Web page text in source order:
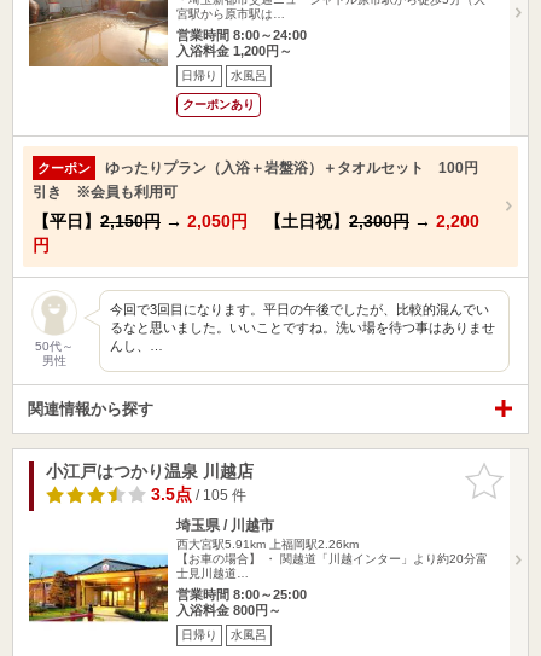
宮駅から原市駅は…
営業時間 8:00～24:00
入浴料金 1,200円～
日帰り 水風呂
クーポンあり
クーポン
ゆったりプラン（入浴＋岩盤浴）＋タオルセット 100円
引き ※会員も利用可
【平日】 2,150円 → 2,050円 【土日祝】 2,300円 → 2,200
円
50代～
男性
今回で3回目になります。平日の午後でしたが、比較的混んでい
るなと思いました。いいことですね。洗い場を待つ事はありませ
んし、…
関連情報から探す
お気に入
りに追加
小江戸はつかり温泉 川越店
3.5点/ 105 件
埼玉県 / 川越市
西大宮駅5.91km
上福岡駅2.26km
【お車の場合】 ・ 関越道「川越インター」より約20分富
士見川越道…
営業時間 8:00～25:00
入浴料金 800円～
日帰り 水風呂